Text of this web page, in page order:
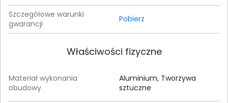
Szczegółowe warunki
gwarancji
Pobierz
Właściwości fizyczne
Materiał wykonania
obudowy
Aluminium, Tworzywa
sztuczne